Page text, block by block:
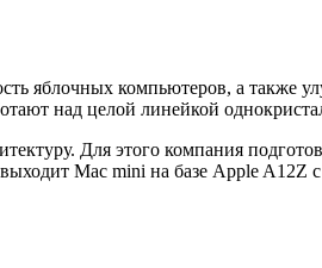
яблочных компьютеров, а также
над целой линейкой
Для этого компания
Mac mini на базе Apple